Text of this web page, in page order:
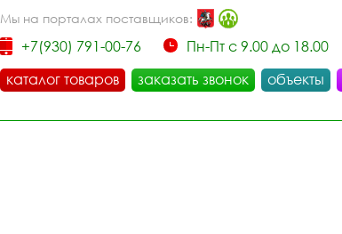
Мы на порталах поставщиков:
+7(930) 791-00-76
Пн-Пт с 9.00 до 18.00
каталог товаров
заказать звонок объекты